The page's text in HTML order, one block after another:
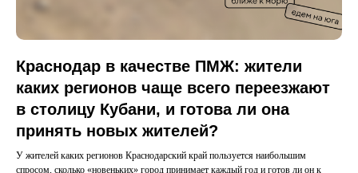
Краснодар в качестве ПМЖ: жители
каких регионов чаще всего переезжают
в столицу Кубани, и готова ли она
принять новых жителей?
У жителей каких регионов Краснодарский край пользуется наибольшим
спросом, сколько «новеньких» город принимает каждый год и готов ли он к